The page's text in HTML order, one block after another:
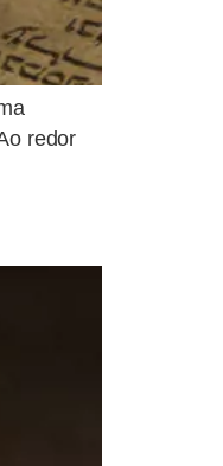
redor